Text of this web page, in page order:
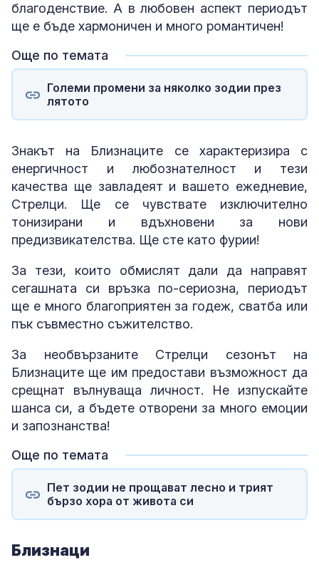
благоденствие. А в любовен аспект периодът
ще е бъде хармоничен и много романтичен!
Още по темата
Големи промени за няколко зодии през
лятото
Знакът на Близнаците се характеризира с
енергичност и любознателност и тези
качества ще завладеят и вашето ежедневие,
Стрелци. Ще се чувствате изключително
тонизирани и вдъхновени за нови
предизвикателства. Ще сте като фурии!
За тези, които обмислят дали да направят
сегашната си връзка по-сериозна, периодът
ще е много благоприятен за годеж, сватба или
пък съвместно съжителство.
За необвързаните Стрелци сезонът на
Близнаците ще им предостави възможност да
срещнат вълнуваща личност. Не изпускайте
шанса си, а бъдете отворени за много емоции
и запознанства!
Още по темата
Пет зодии не прощават лесно и трият
бързо хора от живота си
Близнаци